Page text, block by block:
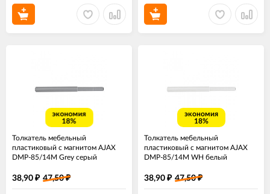
экономия
18%
Толкатель мебельный
пластиковый с магнитом AJAX
DMP-85/14M Grey серый
38,90 ₽ 47,50₽
экономия
18%
Толкатель мебельный
пластиковый с магнитом AJAX
DMP-85/14M WH белый
38,90 ₽ 47,50₽